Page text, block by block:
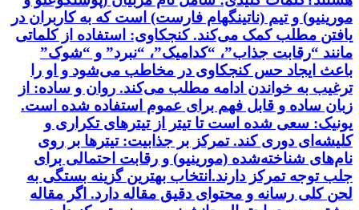
مورینیو) و تیم (ناتینگهام فارست) است که به کاربران در
یافتن مطلب کمک می‌کند. کنجکاوی: استفاده از کلماتی
مانند “رقابت جذاب”، “کدامیک”، “نبرد” و “شوک”
باعث ایجاد حس کنجکاوی در مخاطب می‌شود و او را
ترغیب به خواندن ادامه مطلب می‌کند. روان و ساده: از
زبان ساده و قابل فهم برای عموم استفاده شده است.
یونیک: سعی شده است تا تیتر از تیترهای تکراری و
کلیشه‌ای دوری کند. تمرکز بر جذابیت: تیترها بر روی
نام‌های شناخته‌شده (مورینیو) و رقابت احتمالی برای
جلب توجه تمرکز دارند.انتخاب بهترین گزینه بستگی به
لحن کلی رسانه و محتوای دقیق مقاله دارد. اگر مقاله